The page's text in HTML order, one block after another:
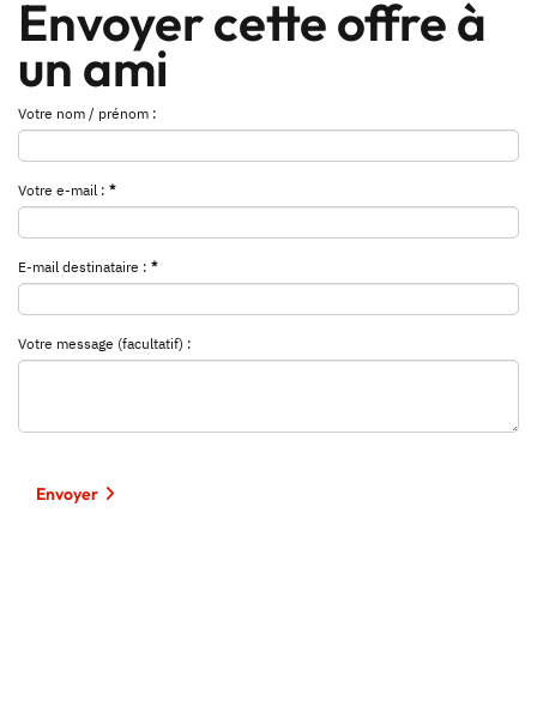
Envoyer cette offre à
un ami
Votre nom / prénom :
Votre e-mail : *
E-mail destinataire : *
Votre message (facultatif) :
Envoyer